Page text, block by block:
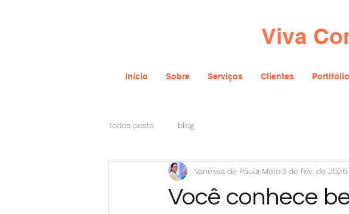
Viva
Início Sobre Serviços Clientes Portifólio
Todos posts blog
Você conhece
Vanessa de Paula Melo3 de fev. de 2025